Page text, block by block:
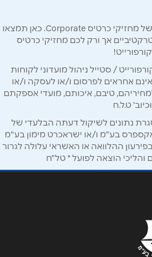
ברוכים הבאים לאתר ההטבות של מחזיקי כרטיס Corporate. כאן תמצאו
אך ורק לכם מחזיקי כרטיס
קורפורייט!
/ סטייל ניהול מועדוני לקוחות
אחראים לפרסום ו/או לעסקה ו/או
טיבם, איכותם, מועדי אספקתם
וכיוב' ט.ל.ח
נתונים לשיקול דעתה הבלעדי של
בע"מ ו/או ישראכרט מימון בע"מ
ההלוואה או האשראי עלולה לגרור
והליכי הוצאה לפועל * טל"ח